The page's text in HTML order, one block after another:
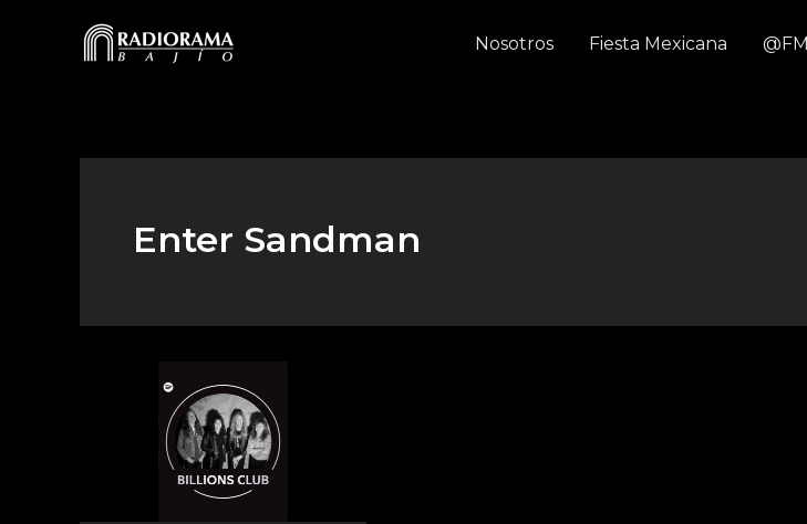
Nosotros Fiesta Mexicana @FM
Enter Sandman